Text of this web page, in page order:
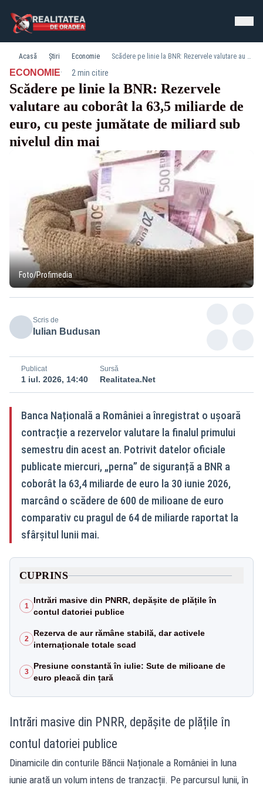
Acasă Știri Economie Scădere pe linie la BNR: Rezervele valutare au coborât la 63,5 miliarde de euro, cu peste jumătate de miliard sub nivelul din mai
ECONOMIE· 2 min citire
Scădere pe linie la BNR: Rezervele
valutare au coborât la 63,5 miliarde de
euro, cu peste jumătate de miliard sub
nivelul din mai
Foto/Profimedia
Scris de
Iulian Budusan
Publicat
1 iul. 2026, 14:40
Sursă
Realitatea.Net
Banca Națională a României a înregistrat o ușoară
contracție a rezervelor valutare la finalul primului
semestru din acest an. Potrivit datelor oficiale
publicate miercuri, „perna” de siguranță a BNR a
coborât la 63,4 miliarde de euro la 30 iunie 2026,
marcând o scădere de 600 de milioane de euro
comparativ cu pragul de 64 de miliarde raportat la
sfârșitul lunii mai.
CUPRINS
1
Intrări masive din PNRR, depășite de plățile în
contul datoriei publice
2
Rezerva de aur rămâne stabilă, dar activele
internaționale totale scad
3
Presiune constantă în iulie: Sute de milioane de
euro pleacă din țară
Intrări masive din PNRR, depășite de plățile în
contul datoriei publice
Dinamicile din conturile Băncii Naționale a României în luna
iunie arată un volum intens de tranzacții. Pe parcursul lunii, în